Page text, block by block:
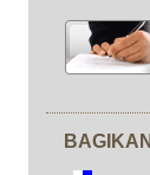
Mesin Lembar
Pastry Otomatis
»Seri SRP
Lini Produksi
»ER-24
BAGIKAN